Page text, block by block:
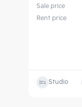
Sale price
Rent price
Studio